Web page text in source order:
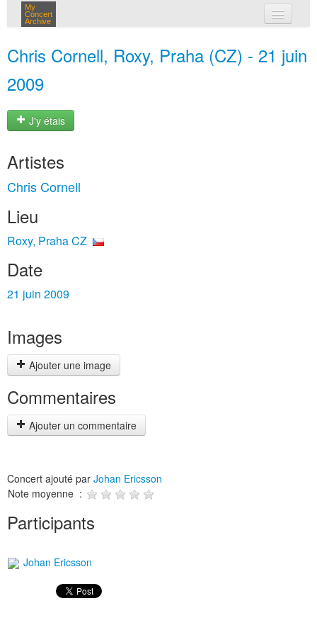
My
Concert
Archive
Chris Cornell, Roxy, Praha (CZ) - 21 juin
2009
J'y étais
Artistes
Chris Cornell
Lieu
Roxy, Praha CZ
Date
21 juin 2009
Images
Ajouter une image
Commentaires
Ajouter un commentaire
Concert ajouté par Johan Ericsson
Note moyenne :
Participants
Johan Ericsson